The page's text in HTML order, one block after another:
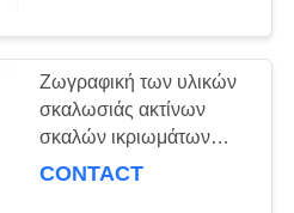
Ζωγραφική των υλικών
σκαλωσιάς ακτίνων
σκαλών ικριωμάτων
γύρω από την ακτίνα
CONTACT